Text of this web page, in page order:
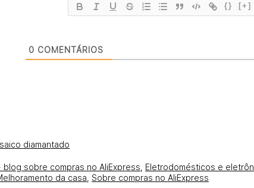
{} [+]
0 COMENTÁRIOS
diamantado
blog sobre compras no AliExpress Eletrodomésticos e
da casa Sobre compras no AliExpress